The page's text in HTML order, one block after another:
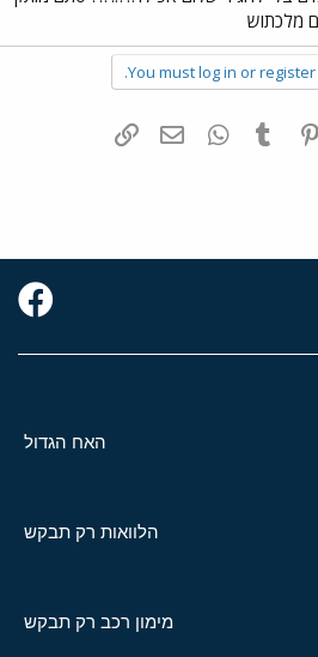
מלכתוש
You must log in or
Pinterest
Tumblr
WhatsAppדואר אלקטרוני
האח הגדול
הלוואות רק תבקש
מימון רכב רק תבקש